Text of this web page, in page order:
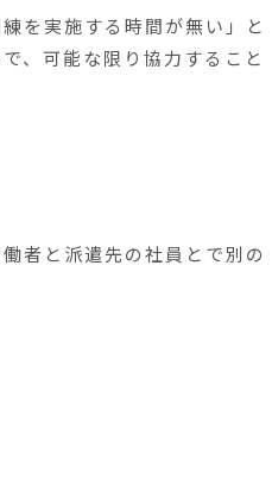
を実施する時間が無い」と
、可能な限り協力すること
者と派遣先の社員とで別の